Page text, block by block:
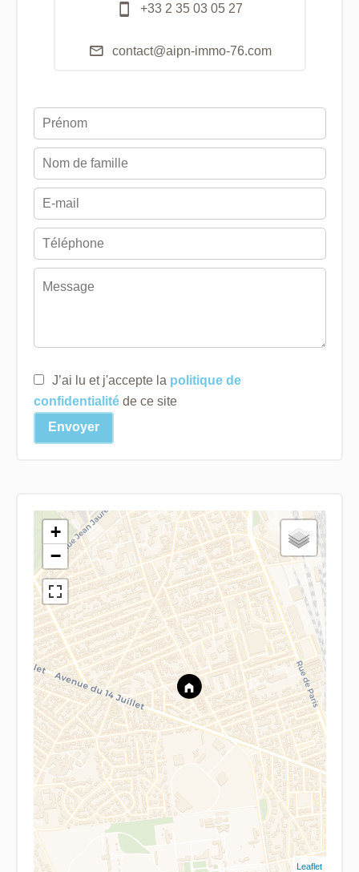
+33 2 35 03 05 27
contact@aipn-immo-76.com
J’ai lu et j'accepte la politique de
confidentialitéde ce site
Envoyer
+
−
Leaflet